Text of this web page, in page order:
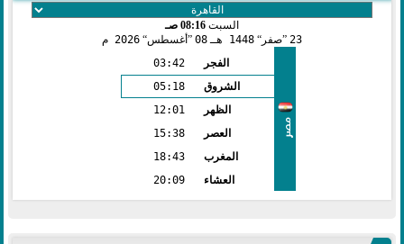
السبت 08:16 صـ
23 صفر 1448 هـ 08 أغسطس 2026 م
مصر
الفجر
03:42
الشروق
05:18
الظهر
12:01
العصر
15:38
المغرب
18:43
العشاء
20:09